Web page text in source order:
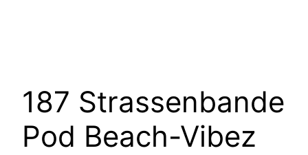
187 Strassenbande
Pod Beach-Vibez